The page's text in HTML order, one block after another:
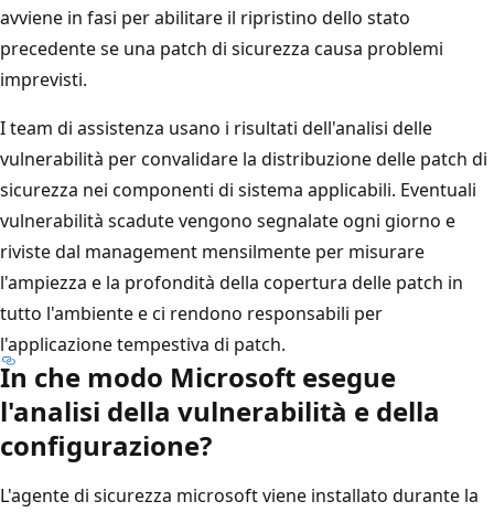
avviene in fasi per abilitare il ripristino dello stato
precedente se una patch di sicurezza causa problemi
imprevisti.
I team di assistenza usano i risultati dell'analisi delle
vulnerabilità per convalidare la distribuzione delle patch di
sicurezza nei componenti di sistema applicabili. Eventuali
vulnerabilità scadute vengono segnalate ogni giorno e
riviste dal management mensilmente per misurare
l'ampiezza e la profondità della copertura delle patch in
tutto l'ambiente e ci rendono responsabili per
l'applicazione tempestiva di patch.
In che modo Microsoft esegue
l'analisi della vulnerabilità e della
configurazione?
L'agente di sicurezza microsoft viene installato durante la